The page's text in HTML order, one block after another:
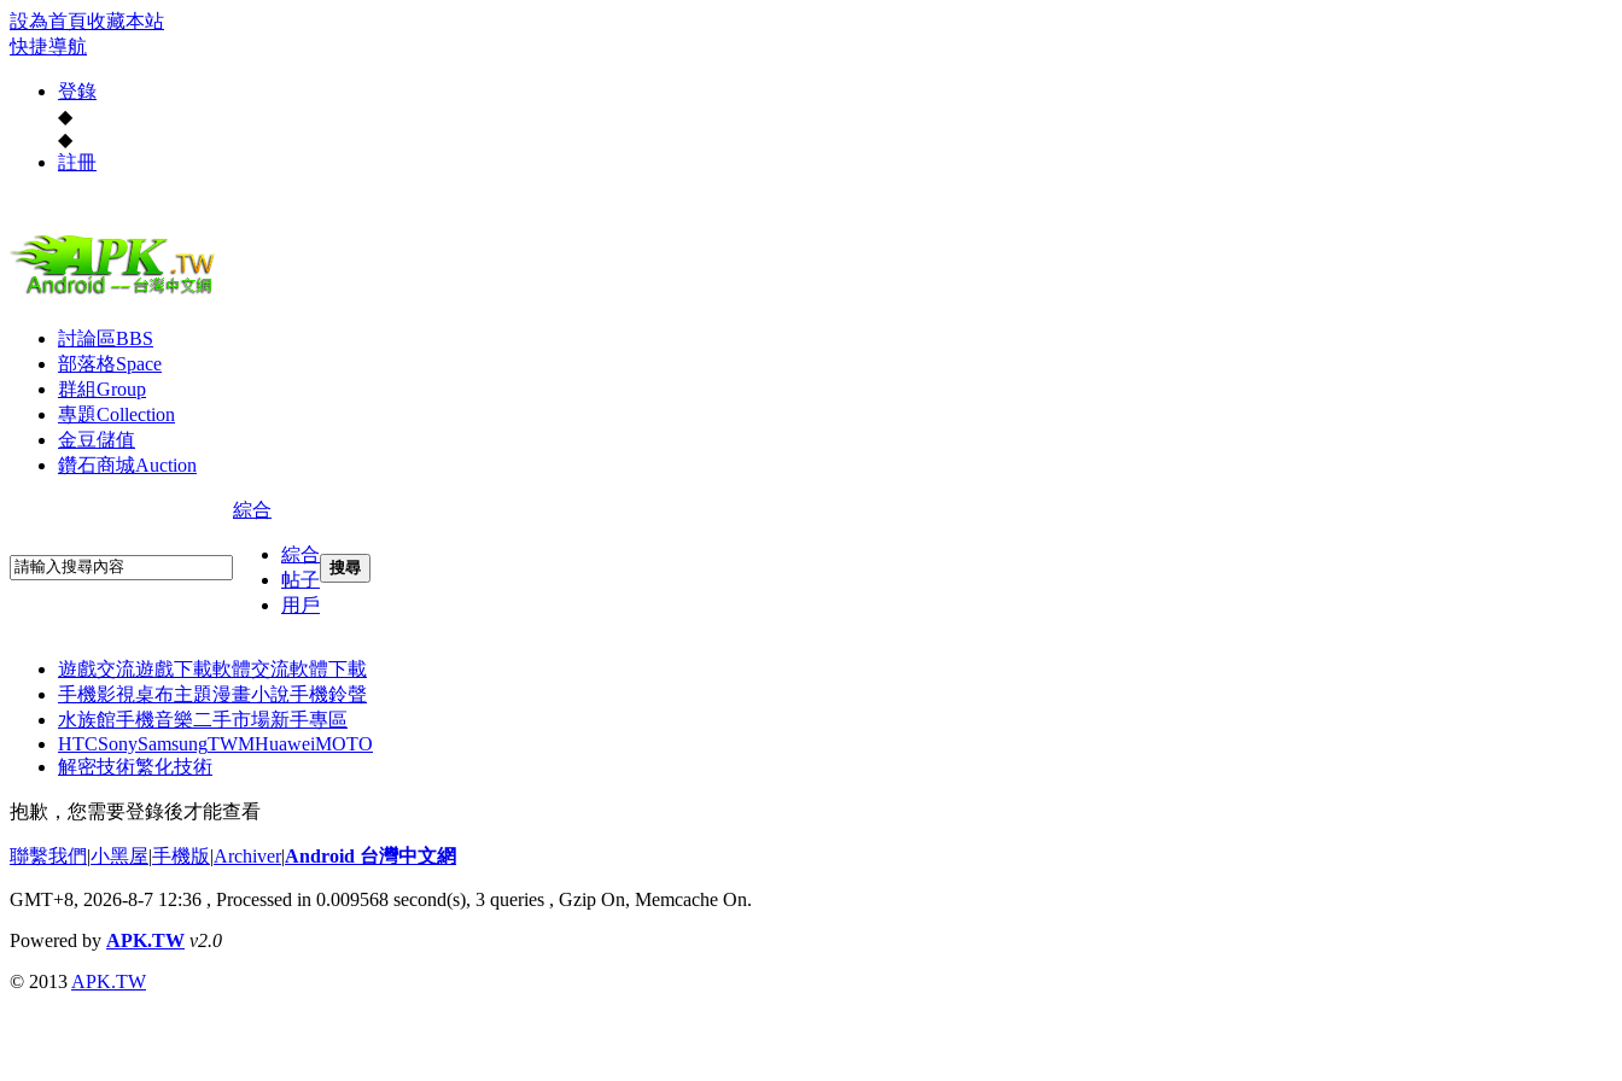
設為首頁收藏本站
快捷導航
登錄
◆
◆
註冊
討論區BBS
部落格Space
群組Group
專題Collection
金豆儲值
鑽石商城Auction
綜合
綜合
帖子
用戶
搜尋
遊戲交流遊戲下載軟體交流軟體下載
手機影視桌布主題漫畫小說手機鈴聲
水族館手機音樂二手市場新手專區
HTCSonySamsungTWMHuaweiMOTO
解密技術繁化技術
抱歉，您需要登錄後才能查看
聯繫我們|小黑屋|手機版|Archiver|Android 台灣中文網
GMT+8, 2026-8-7 12:36 , Processed in 0.009568 second(s), 3 queries , Gzip On, Memcache On.
Powered by APK.TW v2.0
© 2013 APK.TW